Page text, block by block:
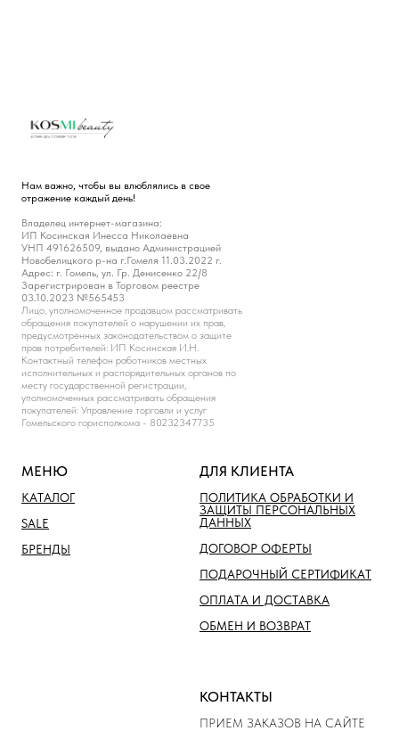
Нам важно, чтобы вы влюблялись в свое
отражение каждый день!
Владелец интернет-магазина:
ИП Косинская Инесса Николаевна
УНП 491626509, выдано Администрацией
Новобелицкого р-на г.Гомеля 11.03.2022 г.
Адрес: г. Гомель, ул. Гр. Денисенко 22/8
Зарегистрирован в Торговом реестре
03.10.2023 №565453
Лицо, уполномоченное продавцом рассматривать
обращения покупателей о нарушении их прав,
предусмотренных законодательством о защите
прав потребителей: ИП Косинская И.Н.
Контактный телефон работников местных
исполнительных и распорядительных органов по
месту государственной регистрации,
уполномоченных рассматривать обращения
покупателей: Управление торговли и услуг
Гомельского горисполкома - 80232347735
МЕНЮ
КАТАЛОГ
SALE
БРЕНДЫ
ДЛЯ КЛИЕНТА
ПОЛИТИКА ОБРАБОТКИ И
ЗАЩИТЫ ПЕРСОНАЛЬНЫХ
ДАННЫХ
ДОГОВОР ОФЕРТЫ
ПОДАРОЧНЫЙ СЕРТИФИКАТ
ОПЛАТА И ДОСТАВКА
ОБМЕН И ВОЗВРАТ
КОНТАКТЫ
ПРИЕМ ЗАКАЗОВ НА САЙТЕ